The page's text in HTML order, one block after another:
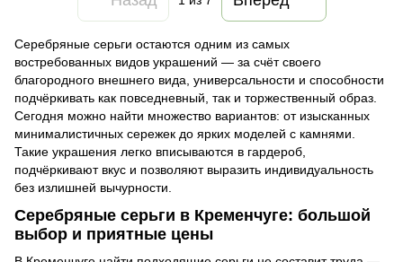
Серебряные серьги остаются одним из самых
востребованных видов украшений — за счёт своего
благородного внешнего вида, универсальности и способности
подчёркивать как повседневный, так и торжественный образ.
Сегодня можно найти множество вариантов: от изысканных
минималистичных сережек до ярких моделей с камнями.
Такие украшения легко вписываются в гардероб,
подчёркивают вкус и позволяют выразить индивидуальность
без излишней вычурности.
Серебряные серьги в Кременчуге: большой
выбор и приятные цены